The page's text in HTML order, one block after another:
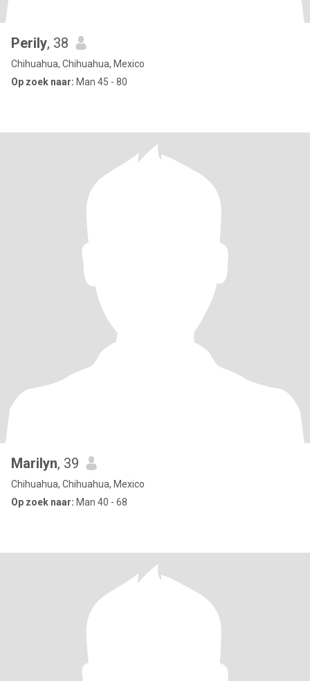
Perily, 38
Chihuahua, Chihuahua, Mexico
Op zoek naar: Man 45 - 80
Marilyn, 39
Chihuahua, Chihuahua, Mexico
Op zoek naar: Man 40 - 68